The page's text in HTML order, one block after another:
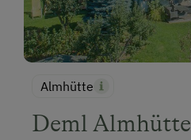
Almhütte
Deml Almhütte